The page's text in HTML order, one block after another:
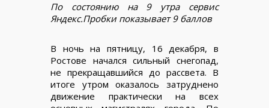
По состоянию на 9 утра сервис
Яндекс.Пробки показывает 9 баллов
В ночь на пятницу, 16 декабря, в
Ростове начался сильный снегопад,
не прекращавшийся до рассвета. В
итоге утром оказалось затруднено
движение практически на всех